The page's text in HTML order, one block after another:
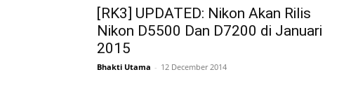
[RK3] UPDATED: Nikon Akan Rilis
Nikon D5500 Dan D7200 di Januari
2015
Bhakti Utama - 12 December 2014